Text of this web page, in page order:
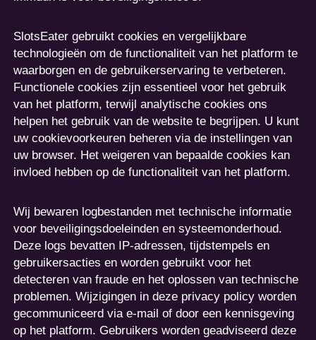
SlotsEater gebruikt cookies en vergelijkbare
technologieën om de functionaliteit van het platform te
waarborgen en de gebruikerservaring te verbeteren.
Functionele cookies zijn essentieel voor het gebruik
van het platform, terwijl analytische cookies ons
helpen het gebruik van de website te begrijpen. U kunt
uw cookievoorkeuren beheren via de instellingen van
uw browser. Het weigeren van bepaalde cookies kan
invloed hebben op de functionaliteit van het platform.
Wij bewaren logbestanden met technische informatie
voor beveiligingsdoeleinden en systeemonderhoud.
Deze logs bevatten IP-adressen, tijdstempels en
gebruikersacties en worden gebruikt voor het
detecteren van fraude en het oplossen van technische
problemen. Wijzigingen in deze privacy policy worden
gecommuniceerd via e-mail of door een kennisgeving
op het platform. Gebruikers worden geadviseerd deze